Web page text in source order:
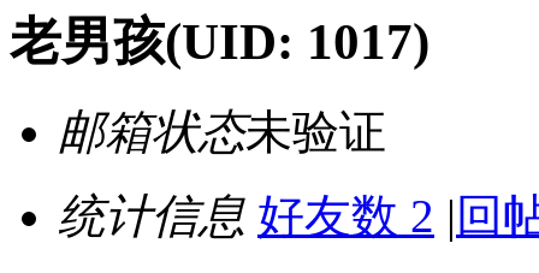
老男孩(UID: 1017)
邮箱状态未验证
统计信息 好友数 2 | 回